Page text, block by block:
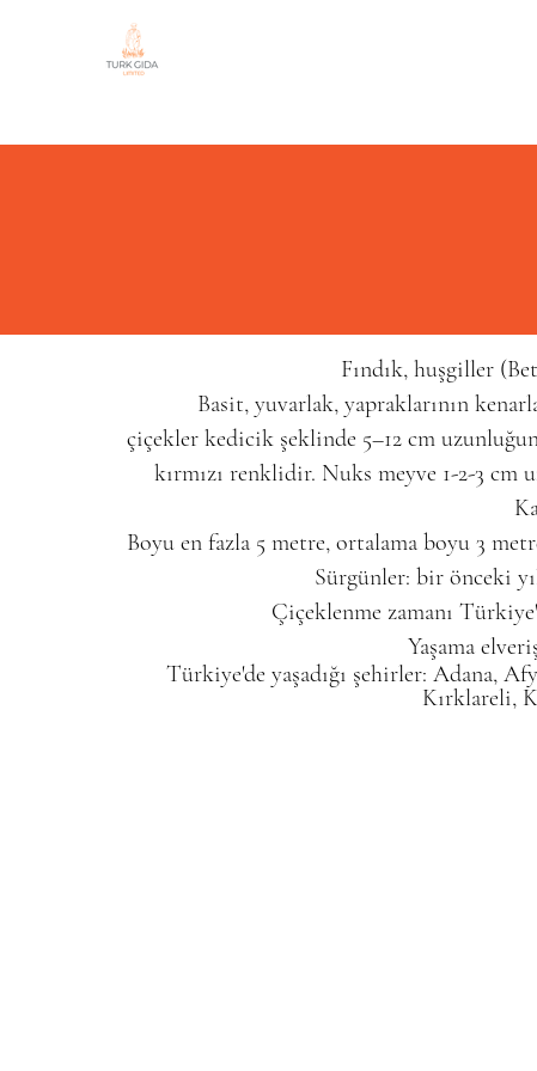
Fındık, huşgiller
Basit, yuvarlak, yapraklarının
çiçekler kedicikşeklinde 5–12 cm
kırmızı renklidir. Nuks meyve 1-2-3 cm
Boyu en fazla 5 metre, ortalama boyu 3
Sürgünler: bir önceki
Çiçeklenme zamanı
Yaşama
Türkiye'de yaşadığı şehirler: Adana,
Kırklareli,